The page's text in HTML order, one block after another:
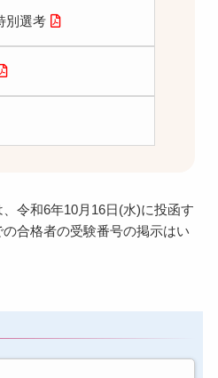
別選考
令和6年10月16日(水)に投函す
合格者の受験番号の掲示はい